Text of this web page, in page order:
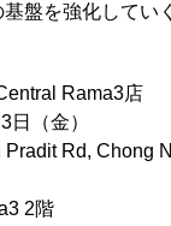
盤を強化してい
Rama3店
日（金）
Rd, Chong
2階